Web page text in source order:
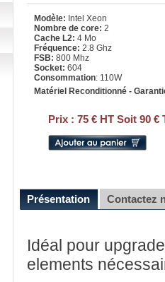
Modèle: Intel Xeon
Nombre de core: 2
Cache L2: 4 Mo
Fréquence: 2.8 Ghz
FSB: 800 Mhz
Socket: 604
Consommation: 110W
Matériel Reconditionné -
Prix : 75 € HT Soit 90 €
Présentation Contactez
Idéal pour
elements